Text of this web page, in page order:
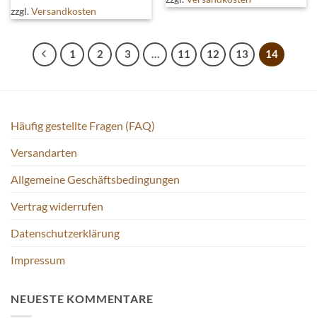
zzgl.Versandkosten
1 2 3 … 11 12 13 14
Häufig gestellte Fragen (FAQ)
Versandarten
Allgemeine Geschäftsbedingungen
Vertrag widerrufen
Datenschutzerklärung
Impressum
NEUESTE KOMMENTARE